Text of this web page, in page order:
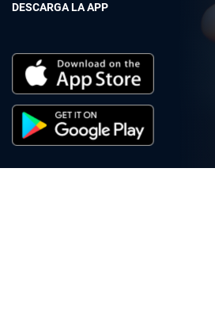
DESCARGA LA APP